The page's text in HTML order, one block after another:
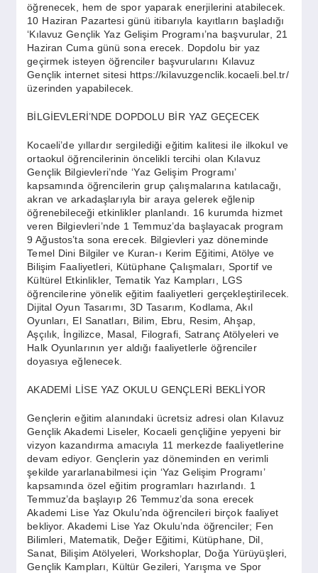
SPOR
YAŞAM
öğrenecek, hem de spor yaparak enerjilerini atabilecek.
10 Haziran Pazartesi günü itibarıyla kayıtların başladığı
‘Kılavuz Gençlik Yaz Gelişim Programı’na başvurular, 21
Haziran Cuma günü sona erecek. Dopdolu bir yaz
geçirmek isteyen öğrenciler başvurularını Kılavuz
Gençlik internet sitesi https://kilavuzgenclik.kocaeli.bel.tr/
üzerinden yapabilecek.
BİLGİEVLERİ’NDE DOPDOLU BİR YAZ GEÇECEK
Kocaeli’de yıllardır sergilediği eğitim kalitesi ile ilkokul ve
ortaokul öğrencilerinin öncelikli tercihi olan Kılavuz
Gençlik Bilgievleri’nde ‘Yaz Gelişim Programı’
kapsamında öğrencilerin grup çalışmalarına katılacağı,
akran ve arkadaşlarıyla bir araya gelerek eğlenip
öğrenebileceği etkinlikler planlandı. 16 kurumda hizmet
veren Bilgievleri’nde 1 Temmuz’da başlayacak program
9 Ağustos’ta sona erecek. Bilgievleri yaz döneminde
Temel Dini Bilgiler ve Kuran-ı Kerim Eğitimi, Atölye ve
Bilişim Faaliyetleri, Kütüphane Çalışmaları, Sportif ve
Kültürel Etkinlikler, Tematik Yaz Kampları, LGS
öğrencilerine yönelik eğitim faaliyetleri gerçekleştirilecek.
Dijital Oyun Tasarımı, 3D Tasarım, Kodlama, Akıl
Oyunları, El Sanatları, Bilim, Ebru, Resim, Ahşap,
Aşçılık, İngilizce, Masal, Filografi, Satranç Atölyeleri ve
Halk Oyunlarının yer aldığı faaliyetlerle öğrenciler
doyasıya eğlenecek.
AKADEMİ LİSE YAZ OKULU GENÇLERİ BEKLİYOR
Gençlerin eğitim alanındaki ücretsiz adresi olan Kılavuz
Gençlik Akademi Liseler, Kocaeli gençliğine yepyeni bir
vizyon kazandırma amacıyla 11 merkezde faaliyetlerine
devam ediyor. Gençlerin yaz döneminden en verimli
şekilde yararlanabilmesi için ‘Yaz Gelişim Programı’
kapsamında özel eğitim programları hazırlandı. 1
Temmuz’da başlayıp 26 Temmuz’da sona erecek
Akademi Lise Yaz Okulu’nda öğrencileri birçok faaliyet
bekliyor. Akademi Lise Yaz Okulu’nda öğrenciler; Fen
Bilimleri, Matematik, Değer Eğitimi, Kütüphane, Dil,
Sanat, Bilişim Atölyeleri, Workshoplar, Doğa Yürüyüşleri,
Gençlik Kampları, Kültür Gezileri, Yarışma ve Spor